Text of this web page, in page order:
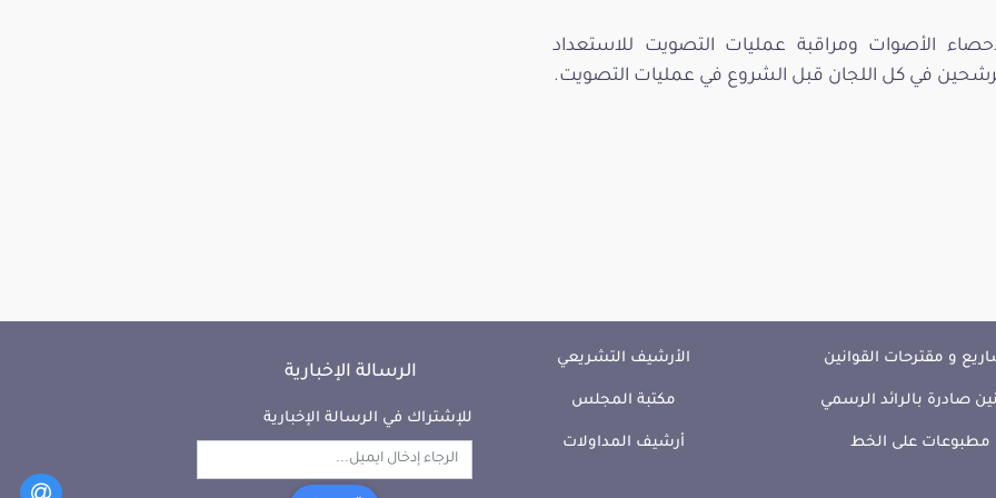
الأصوات ومراقبة عمليات التصويت للاستعداد
في كل اللجان قبل الشروع في عمليات التصويت.
و مقترحات القوانين
صادرة بالرائد الرسمي
مطبوعات على الخط
الأرشيف التشريعي
مكتبة المجلس
أرشيف المداولات
الرسالة الإخبارية
للإشتراك في الرسالة الإخبارية